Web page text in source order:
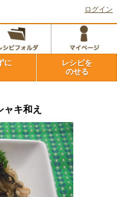
ログイン
に
レシピを
のせる
キ和え